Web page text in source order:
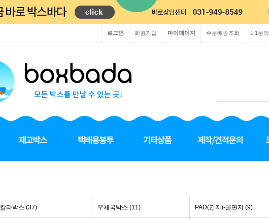
1:1문의
주문배송조회
마이페이지
회원가입
로그인
칼라박스 (37) 우체국박스 (11) PAD(간지)-골판지 (9)